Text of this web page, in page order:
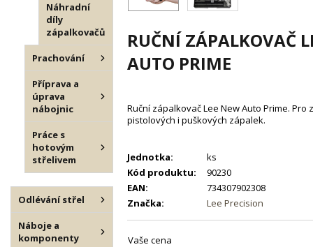
Náhradní
díly
zápalkovačů
Prachování
Příprava a
úprava
nábojnic
Práce s
hotovým
střelivem
Odlévání střel
Náboje a
komponenty
RUČNÍ ZÁPALKOVAČ
AUTO PRIME
Ruční zápalkovač Lee New Auto Prime.
pistolových i puškových zápalek.
Jednotka:
ks
Kód produktu:
90230
EAN:
734307902308
Značka:
Lee Precision
Vaše cena